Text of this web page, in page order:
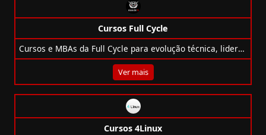
Cursos Full Cycle
Cursos e MBAs da Full Cycle para evolução técnica, liderança e alto desempenho em grandes empresas de tecnologia!
Ver mais
Cursos 4Linux